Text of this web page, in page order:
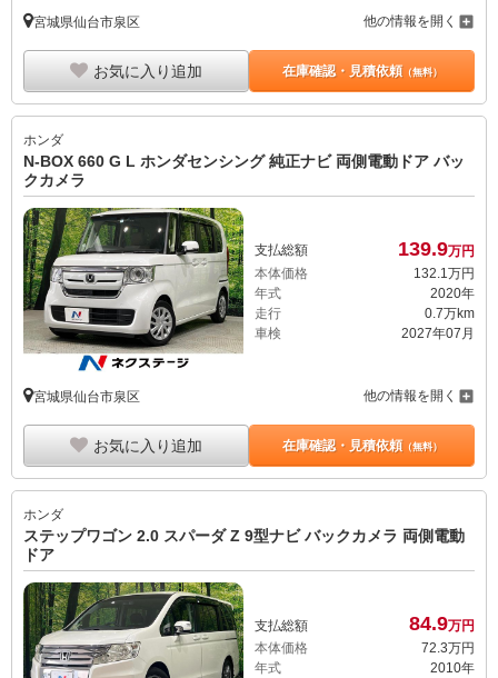
宮城県仙台市泉区 他の情報を開く
お気に入り追加 在庫確認・見積依頼（無料）
ホンダ
N-BOX 660 G L ホンダセンシング 純正ナビ 両側電動ドア バッ
クカメラ
支払総額 139.9万円
本体価格
132. 1 万円
年式
2020年
走行
0.7万km
車検
2027年07月
宮城県仙台市泉区 他の情報を開く
お気に入り追加 在庫確認・見積依頼（無料）
ホンダ
ステップワゴン 2.0 スパーダ Z 9型ナビ バックカメラ 両側電動
ドア
支払総額 84.9万円
本体価格
72.3万円
年式
2010年